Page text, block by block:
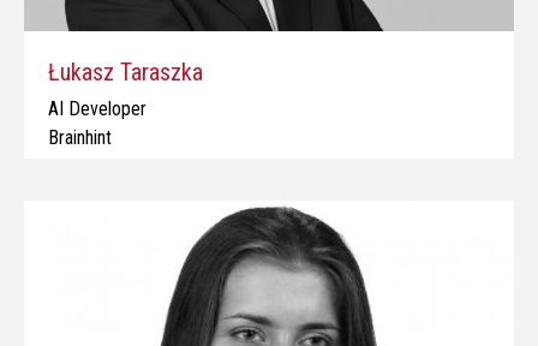
Łukasz Taraszka
AI Developer
Brainhint